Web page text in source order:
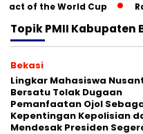
of the World Cup
TopikPMII Kabupaten
Bekasi
Lingkar Mahasiswa
Bersatu Tolak Dugaan
Pemanfaatan Ojol
Kepentingan Kepolisian
Mendesak Presiden